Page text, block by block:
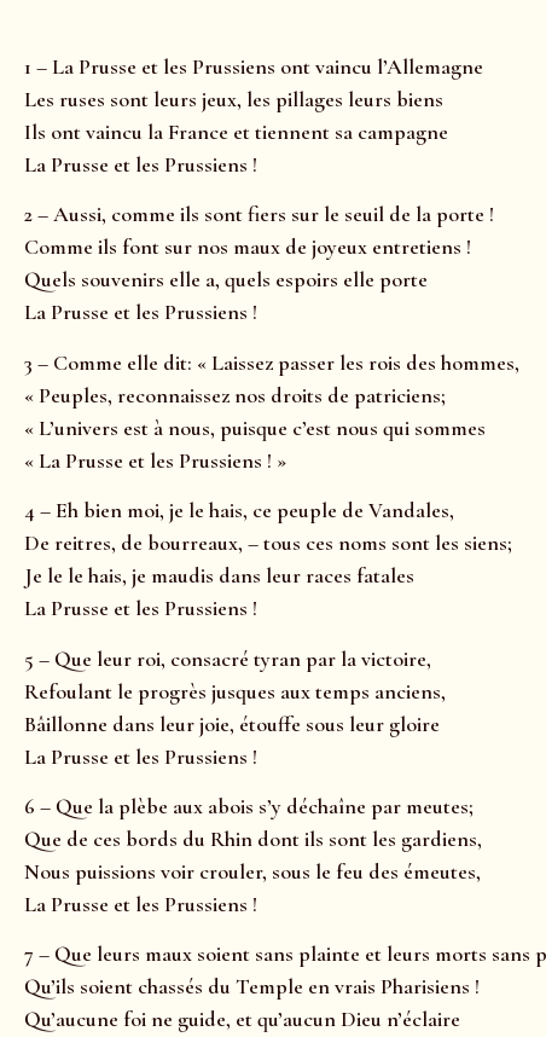
1 – La Prusse et les Prussiens ont vaincu l’Allemagne
Les ruses sont leurs jeux, les pillages leurs biens
Ils ont vaincu la France et tiennent sa campagne
La Prusse et les Prussiens !
2 – Aussi, comme ils sont fiers sur le seuil de la porte !
Comme ils font sur nos maux de joyeux entretiens !
Quels souvenirs elle a, quels espoirs elle porte
La Prusse et les Prussiens !
3 – Comme elle dit: « Laissez passer les rois des hommes,
« Peuples, reconnaissez nos droits de patriciens;
« L’univers est à nous, puisque c’est nous qui sommes
« La Prusse et les Prussiens ! »
4 – Eh bien moi, je le hais, ce peuple de Vandales,
De reitres, de bourreaux, – tous ces noms sont les siens;
Je le le hais, je maudis dans leur races fatales
La Prusse et les Prussiens !
5 – Que leur roi, consacré tyran par la victoire,
Refoulant le progrès jusques aux temps anciens,
Bâillonne dans leur joie, étouffe sous leur gloire
La Prusse et les Prussiens !
6 – Que la plèbe aux abois s’y déchaîne par meutes;
Que de ces bords du Rhin dont ils sont les gardiens,
Nous puissions voir crouler, sous le feu des émeutes,
La Prusse et les Prussiens !
7 – Que leurs maux soient sans plainte et leurs morts sans
Qu’ils soient chassés du Temple en vrais Pharisiens !
Qu’aucune foi ne guide, et qu’aucun Dieu n’éclaire